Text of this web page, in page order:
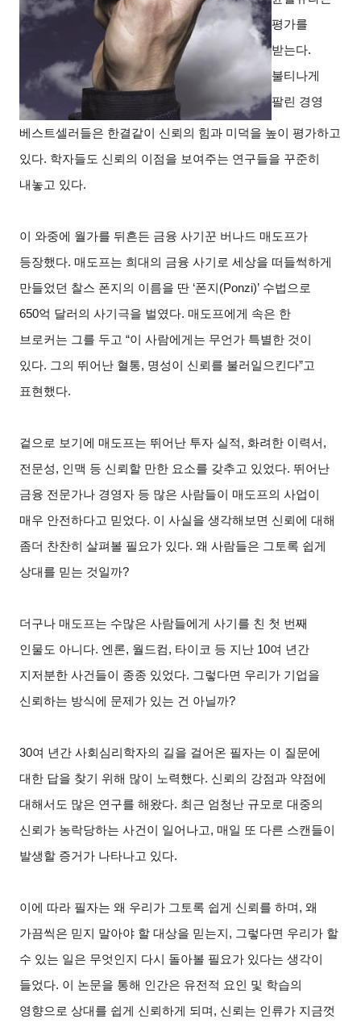
평가를
받는다.
불티나게
팔린 경영
베스트셀러들은 한결같이 신뢰의 힘과 미덕을 높이 평가하고
있다. 학자들도 신뢰의 이점을 보여주는 연구들을 꾸준히
내놓고 있다.
이 와중에 월가를 뒤흔든 금융 사기꾼 버나드 매도프가
등장했다. 매도프는 희대의 금융 사기로 세상을 떠들썩하게
만들었던 찰스 폰지의 이름을 딴 ‘폰지(Ponzi)’ 수법으로
650억 달러의 사기극을 벌였다. 매도프에게 속은 한
브로커는 그를 두고 “이 사람에게는 무언가 특별한 것이
있다. 그의 뛰어난 혈통, 명성이 신뢰를 불러일으킨다”고
표현했다.
겉으로 보기에 매도프는 뛰어난 투자 실적, 화려한 이력서,
전문성, 인맥 등 신뢰할 만한 요소를 갖추고 있었다. 뛰어난
금융 전문가나 경영자 등 많은 사람들이 매도프의 사업이
매우 안전하다고 믿었다. 이 사실을 생각해보면 신뢰에 대해
좀더 찬찬히 살펴볼 필요가 있다. 왜 사람들은 그토록 쉽게
상대를 믿는 것일까?
더구나 매도프는 수많은 사람들에게 사기를 친 첫 번째
인물도 아니다. 엔론, 월드컴, 타이코 등 지난 10여 년간
지저분한 사건들이 종종 있었다. 그렇다면 우리가 기업을
신뢰하는 방식에 문제가 있는 건 아닐까?
30여 년간 사회심리학자의 길을 걸어온 필자는 이 질문에
대한 답을 찾기 위해 많이 노력했다. 신뢰의 강점과 약점에
대해서도 많은 연구를 해왔다. 최근 엄청난 규모로 대중의
신뢰가 농락당하는 사건이 일어나고, 매일 또 다른 스캔들이
발생할 증거가 나타나고 있다.
이에 따라 필자는 왜 우리가 그토록 쉽게 신뢰를 하며, 왜
가끔씩은 믿지 말아야 할 대상을 믿는지, 그렇다면 우리가 할
수 있는 일은 무엇인지 다시 돌아볼 필요가 있다는 생각이
들었다. 이 논문을 통해 인간은 유전적 요인 및 학습의
영향으로 상대를 쉽게 신뢰하게 되며, 신뢰는 인류가 지금껏